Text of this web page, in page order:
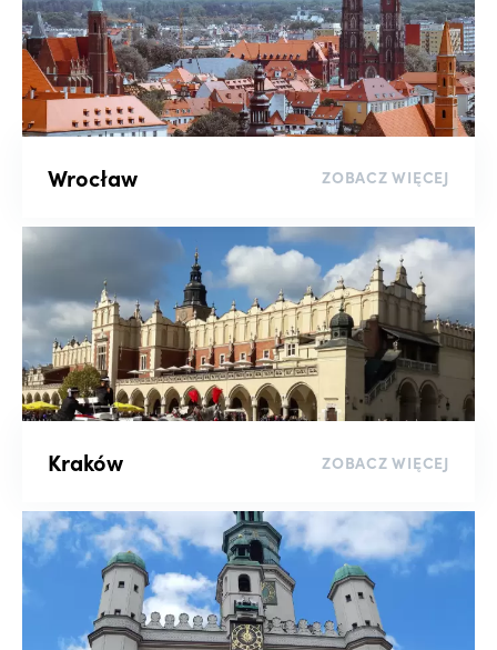
wyczyść filtry
Wrocław ZOBACZ WIĘCEJ
Kraków ZOBACZ WIĘCEJ